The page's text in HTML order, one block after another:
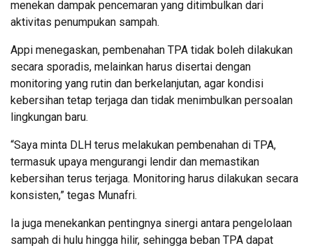
menekan dampak pencemaran yang ditimbulkan dari
aktivitas penumpukan sampah.
Appi menegaskan, pembenahan TPA tidak boleh dilakukan
secara sporadis, melainkan harus disertai dengan
monitoring yang rutin dan berkelanjutan, agar kondisi
kebersihan tetap terjaga dan tidak menimbulkan persoalan
lingkungan baru.
“Saya minta DLH terus melakukan pembenahan di TPA,
termasuk upaya mengurangi lendir dan memastikan
kebersihan terus terjaga. Monitoring harus dilakukan secara
konsisten,” tegas Munafri.
Ia juga menekankan pentingnya sinergi antara pengelolaan
sampah di hulu hingga hilir, sehingga beban TPA dapat